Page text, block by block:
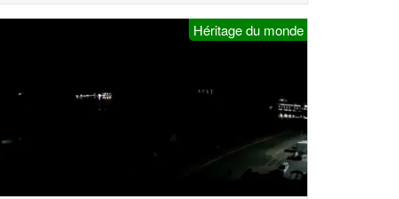
Héritage du monde